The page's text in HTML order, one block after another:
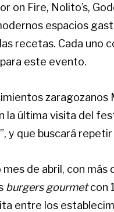
on Fire, Nolito’s,
espacios
recetas. Cada uno
este evento.
zaragozanos
la última visita del
y que buscará
de abril, con
burgers gourmetcon
entre los